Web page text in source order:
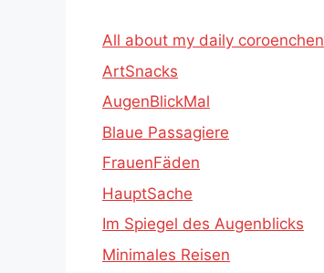
All about my daily coroenchen
ArtSnacks
AugenBlickMal
Blaue Passagiere
FrauenFäden
HauptSache
Im Spiegel des Augenblicks
Minimales Reisen